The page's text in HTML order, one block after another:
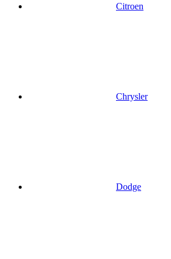
Citroen
Chrysler
Dodge